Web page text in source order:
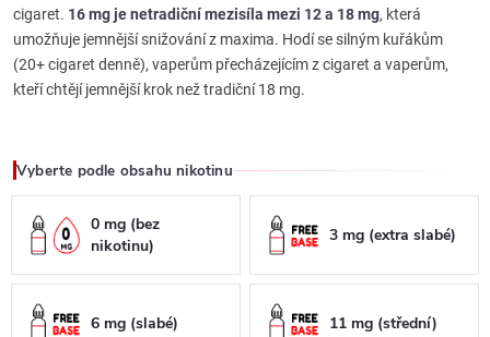
cigaret. 16 mg je netradiční mezisíla mezi 12 a 18 mg, která
umožňuje jemnější snižování z maxima. Hodí se silným kuřákům
(20+ cigaret denně), vaperům přecházejícím z cigaret a vaperům,
kteří chtějí jemnější krok než tradiční 18 mg.
Vyberte podle obsahu nikotinu
0 mg (bez
nikotinu)
3 mg (extra slabé)
6 mg (slabé) 11 mg (střední)